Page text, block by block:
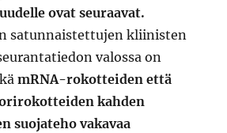
ovat seuraavat.
satunnaistettujen kliinisten
valossa on
mRNA-rokotteiden että
kahden
suojateho vakavaa